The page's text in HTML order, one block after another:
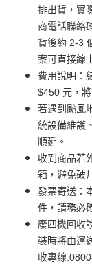
排出貨，實
商電話聯絡
貨後約 2-3
案可直接線
費用說明：
$450 元，
若遇到颱風
統設備維護
順延。
收到商品若
箱，避免破
發票寄送：
件，請務必
廢四機回收
裝時將由運
收專線